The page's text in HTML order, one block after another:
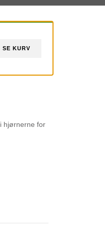
SE KURV
hjørnerne for